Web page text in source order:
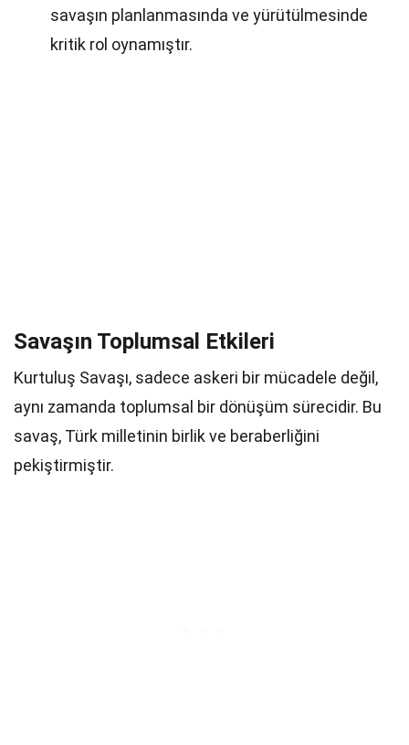
savaşın planlanmasında ve yürütülmesinde
kritik rol oynamıştır.
Savaşın Toplumsal Etkileri
Kurtuluş Savaşı, sadece askeri bir mücadele değil,
aynı zamanda toplumsal bir dönüşüm sürecidir. Bu
savaş, Türk milletinin birlik ve beraberliğini
pekiştirmiştir.